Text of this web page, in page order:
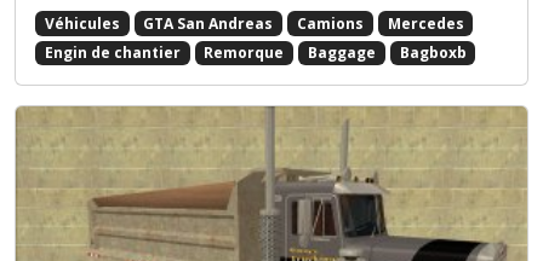
Véhicules GTA San Andreas Camions
Mercedes
Engin de chantier
Remorque Baggage Bagboxb